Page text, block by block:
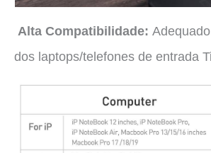
Alta Compatibilidade:
dos laptops/telefones de entrada